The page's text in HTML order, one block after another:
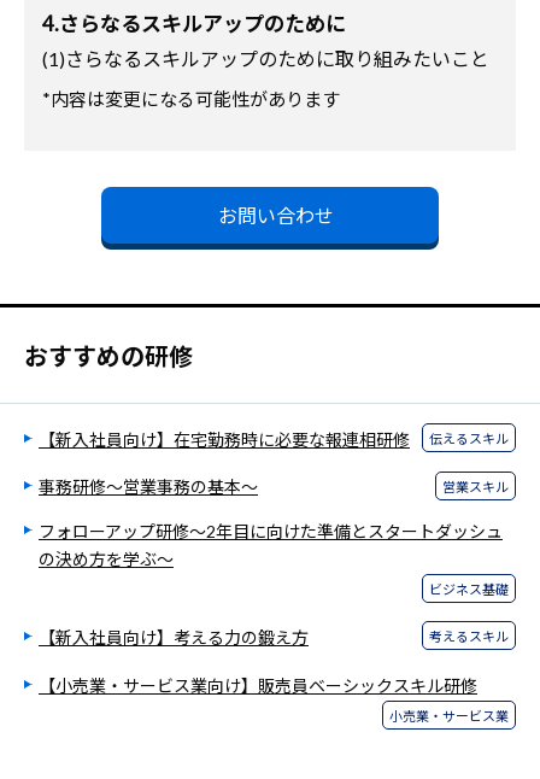
4.さらなるスキルアップのために
(1)さらなるスキルアップのために取り組みたいこと
*内容は変更になる可能性があります
お問い合わせ
おすすめの研修
【新入社員向け】在宅勤務時に必要な報連相研修 伝えるスキル
事務研修～営業事務の基本～ 営業スキル
フォローアップ研修～2年目に向けた準備とスタートダッシュ
の決め方を学ぶ～
ビジネス基礎
【新入社員向け】考える力の鍛え方 考えるスキル
【小売業・サービス業向け】販売員ベーシックスキル研修
小売業・サービス業